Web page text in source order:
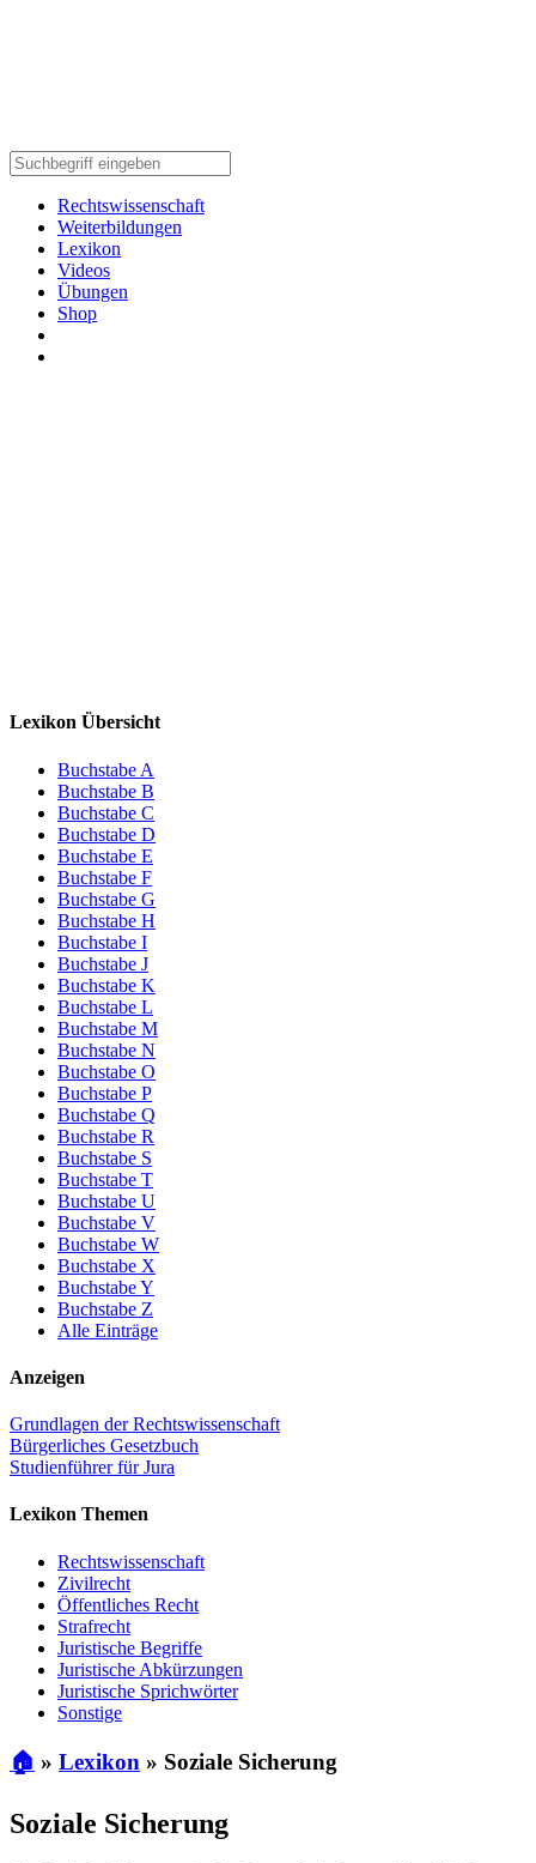
Rechtswissenschaft
Weiterbildungen
Lexikon
Videos
Übungen
Shop
Lexikon Übersicht
Buchstabe A
Buchstabe B
Buchstabe C
Buchstabe D
Buchstabe E
Buchstabe F
Buchstabe G
Buchstabe H
Buchstabe I
Buchstabe J
Buchstabe K
Buchstabe L
Buchstabe M
Buchstabe N
Buchstabe O
Buchstabe P
Buchstabe Q
Buchstabe R
Buchstabe S
Buchstabe T
Buchstabe U
Buchstabe V
Buchstabe W
Buchstabe X
Buchstabe Y
Buchstabe Z
Alle Einträge
Anzeigen
Grundlagen der Rechtswissenschaft
Bürgerliches Gesetzbuch
Studienführer für Jura
Lexikon Themen
Rechtswissenschaft
Zivilrecht
Öffentliches Recht
Strafrecht
Juristische Begriffe
Juristische Abkürzungen
Juristische Sprichwörter
Sonstige
🏠 » Lexikon » Soziale Sicherung
Soziale Sicherung